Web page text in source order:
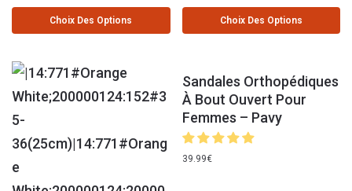
Choix Des Options Choix Des Options
Sandales Orthopédiques
À Bout Ouvert Pour
Femmes – Pavy
39.99€